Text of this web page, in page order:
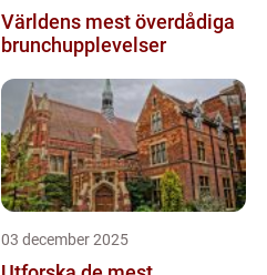
Världens mest överdådiga
brunchupplevelser
03 december 2025